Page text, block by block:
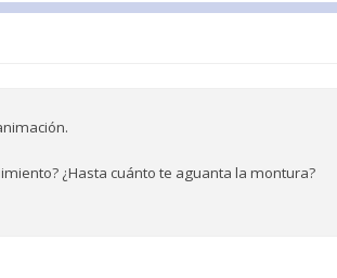
¿Hasta cuánto te aguanta la montura?